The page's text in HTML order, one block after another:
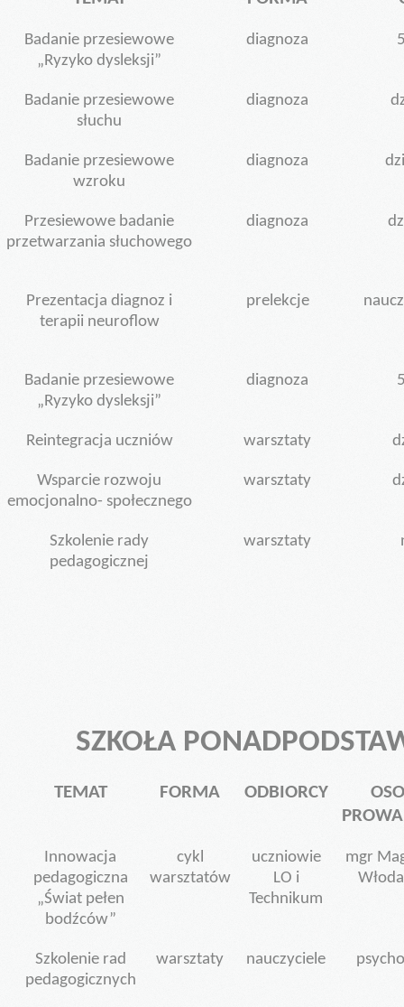
Badanie przesiewowe
„Ryzyko dysleksji”
diagnoza
Badanie przesiewowe
słuchu
diagnoza
Badanie przesiewowe
wzroku
diagnoza
Przesiewowe badanie
przetwarzania słuchowego
diagnoza
Prezentacja diagnoz i
terapii neuroflow
prelekcje
Badanie przesiewowe
„Ryzyko dysleksji”
diagnoza
Reintegracja uczniów warsztaty
Wsparcie rozwoju
emocjonalno- społecznego
warsztaty
Szkolenie rady
pedagogicznej
warsztaty
SZKOŁA
TEMAT FORMA ODBIORCY
Innowacja
pedagogiczna
„Świat pełen
bodźców”
cykl
warsztatów
uczniowie
LO i
Technikum
mgr
Szkolenie rad
pedagogicznych
warsztaty nauczyciele